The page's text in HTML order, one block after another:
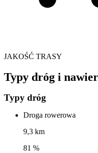
JAKOŚĆ TRASY
Typy dróg i
Typy dróg
Droga rowerowa
9,3 km
81 %